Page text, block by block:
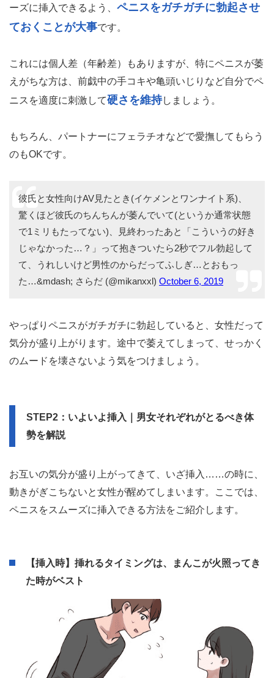
充分に前戯をしても、ペニスが萎えてしまっては話になり
ーズに挿入できるよう、 ペニスをガチガチに勃起させ
ておくことが大事
これには個人差（年齢差）もありますが、特にペニスが萎
えがちな方は、前戯中の手コキや亀頭いじりなど自分でペ
ニスを適度に刺激して硬さを維持しましょう。
もちろん、パートナーにフェラチオなどで愛撫してもらう
のもOKです。
彼氏と女性向けAV見たとき(イケメンとワンナイト系)、
驚くほど彼氏のちんちんが萎んでいて(というか通常状態
で1ミリもたってない)、見終わったあと「こういうの好き
た…&mdash; さらだ (@mikanxxl)October 6, 2019
気分が盛り上がります。途中で萎えてしまって、せっかく
のムードを壊さないよう気をつけましょう。
勢を解説
お互いの気分が盛り上がってきて、いざ挿入……の時に、
動きがぎこちないと女性が醒めてしまいます。ここでは、
ペニスをスムーズに挿入できる方法をご紹介します。